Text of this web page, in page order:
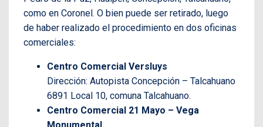
como en Coronel. O bien puede ser retirado, luego
de haber realizado el procedimiento en dos oficinas
comerciales:
Centro Comercial Versluys
Dirección: Autopista Concepción – Talcahuano
6891 Local 10, comuna Talcahuano.
Centro Comercial 21 Mayo – Vega